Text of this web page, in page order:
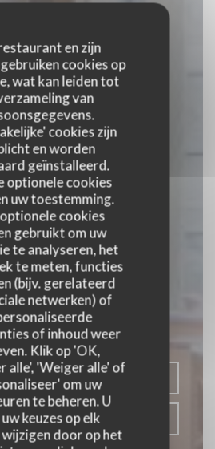
en zijn
cookies op
wat kan leiden tot
van
cookies zijn
en worden
geïnstalleerd.
optionele cookies
uw toestemming.
cookies
gebruikt om uw
te analyseren, het
te meten, functies
(bijv. gerelateerd
netwerken) of
of inhoud weer
Klik op 'OK,
alle', 'Weiger alle' of
om uw
te beheren. U
keuzes op elk
door op het
by
|CLAIRMARAIS
EEN TAFEL
AFHAAL